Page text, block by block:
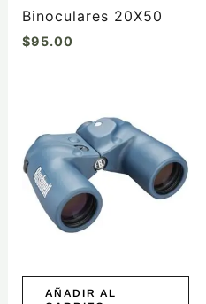
Binoculares 20X50
$95.00
AÑADIR AL